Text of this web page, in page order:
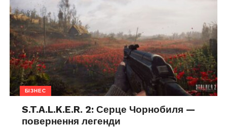
БІЗНЕС
S.T.A.L.K.E.R. 2: Серце Чорнобиля —
повернення легенди